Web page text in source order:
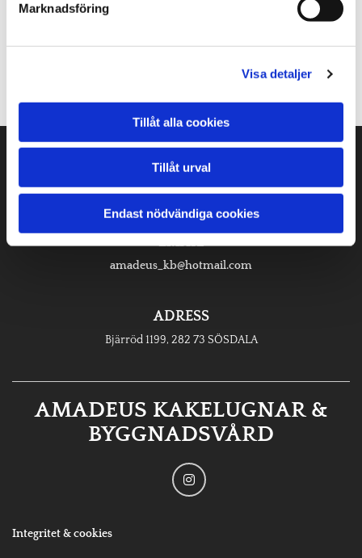
Marknadsföring
Visa detaljer
Tillåt alla cookies
Tillåt urval
Endast nödvändiga cookies
En fin Kaerlskrona kakelugn med vacket krön höjd ca
TELEFON
0733-29 27 06
EMAIL
amadeus_kb@hotmail.com
ADRESS
Bjärröd 1199, 282 73 SÖSDALA
AMADEUS KAKELUGNAR &
BYGGNADSVÅRD
Integritet & cookies